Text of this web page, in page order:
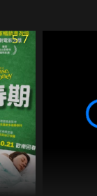
否能拯救
遇見真愛
5.7